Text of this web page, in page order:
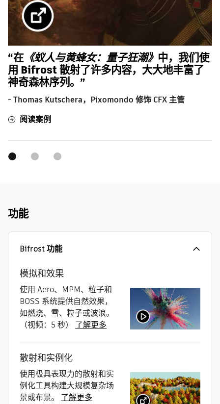
“在 《蚁人与黄蜂女：量子狂潮》 中，我们使
用 Bifrost 散射了许多内容，大大地丰富了
神奇森林序列。”
- Thomas Kutschera，Pixomondo 修饰 CFX 主管
阅读案例
功能
Bifrost 功能
模拟和效果
使用 Aero、MPM、粒子和
BOSS 系统提供自然效果，
如燃烧、雪、粒子或波浪。
（视频：5 秒）
了解更多
散射和实例化
使用极具表现力的散射和实
例化工具构建大规模复杂场
景或布景。
了解更多